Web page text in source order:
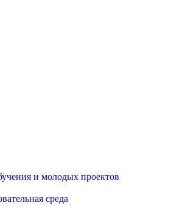
и молодых проектов
среда